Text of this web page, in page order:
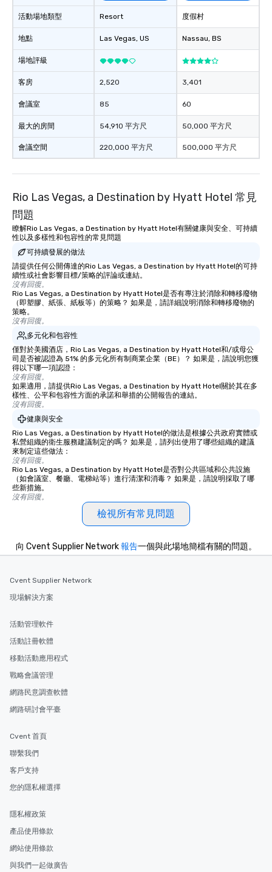
networking
heading to the next
itinerary. You Get a Dinner and a Show
Our tours offer an
who leads the group
offering engaging
along the way
ensuring there is
Different Types of
convenient outing,
at a typical corporate
cuisines and dishes.
high standards to
key. Whether you
business hours or
you to provide
needs. Go for as Long or as Short as
Tours also provides a
2.5 hours; our longest
hours, with optional
活動場地類型
地點
場地評級
客房
會議室
最大的房間
會議空間
Resort
Las Vegas, US
2,520
85
54,910 平方尺
220,000 平方尺
度假村
Nassau, BS
3,401
60
50,000 平方尺
500,000 平方尺
Rio Las Vegas, a Destination by Hyatt Hotel 常見
問題
瞭解Rio Las Vegas, a Destination by Hyatt Hotel有關健康與安全、可持續
性以及多樣性和包容性的常見問題
可持續發展的做法
請提供任何公開傳達的Rio Las Vegas, a Destination by Hyatt Hotel的可持
續性或社會影響目標/策略的評論或連結。
沒有回復。
Rio Las Vegas, a Destination by Hyatt Hotel是否有專注於消除和轉移廢物
（即塑膠、紙張、紙板等）的策略？ 如果是，請詳細說明消除和轉移廢物的
策略。
沒有回復。
多元化和包容性
僅對於美國酒店，Rio Las Vegas, a Destination by Hyatt Hotel和/或母公
司是否被認證為 51% 的多元化所有制商業企業（BE）？ 如果是，請說明您獲
得以下哪一項認證：
沒有回復。
如果適用，請提供Rio Las Vegas, a Destination by Hyatt Hotel關於其在多
樣性、公平和包容性方面的承諾和舉措的公開報告的連結。
沒有回復。
健康與安全
Rio Las Vegas, a Destination by Hyatt Hotel的做法是根據公共政府實體或
私營組織的衛生服務建議制定的嗎？ 如果是，請列出使用了哪些組織的建議
來制定這些做法：
沒有回復。
Rio Las Vegas, a Destination by Hyatt Hotel是否對公共區域和公共設施
（如會議室、餐廳、電梯站等）進行清潔和消毒？ 如果是，請說明採取了哪
些新措施。
沒有回復。
檢視所有常見問題
向 Cvent Supplier Network報告一個與此場地簡檔有關的問題。
Cvent Supplier Network
現場解決方案
活動管理軟件
活動註冊軟體
移動活動應用程式
戰略會議管理
網路民意調查軟體
網路研討會平臺
Cvent 首頁
聯繫我們
客戶支持
您的隱私權選擇
隱私權政策
產品使用條款
網站使用條款
與我們一起做廣告